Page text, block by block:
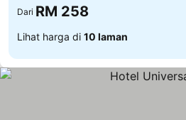
Dari RM 258
Lihat harga di 10 laman